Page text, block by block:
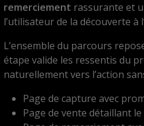
remerciement rassurante et
l’utilisateur de la découverte à
L’ensemble du parcours
étape valide les ressentis du
naturellement vers l’action
Page de capture avec
Page de vente détaillant